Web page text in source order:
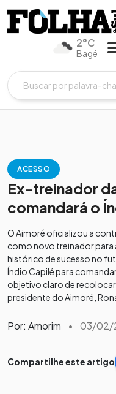
2°C
Bagé
ACESSO
Ex-treinador
comandará o
O Aimoré oficializou a
como novo treinador
histórico de sucesso no
Índio Capilé para
objetivo claro de
presidente do Aimoré,
Por: Amorim • 03/02/
Compartilhe este artigo